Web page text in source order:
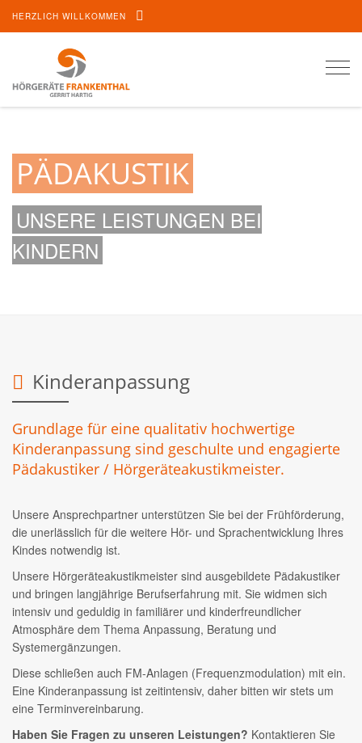
HERZLICH WILLKOMMEN
PÄDAKUSTIK
UNSERE LEISTUNGEN BEI
KINDERN
Kinderanpassung
Grundlage für eine qualitativ hochwertige
Kinderanpassung sind geschulte und engagierte
Pädakustiker / Hörgeräteakustikmeister.
Unsere Ansprechpartner unterstützen Sie bei der Frühförderung,
die unerlässlich für die weitere Hör- und Sprachentwicklung Ihres
Kindes notwendig ist.
Unsere Hörgeräteakustikmeister sind ausgebildete Pädakustiker
und bringen langjährige Berufserfahrung mit. Sie widmen sich
intensiv und geduldig in familiärer und kinderfreundlicher
Atmosphäre dem Thema Anpassung, Beratung und
Systemergänzungen.
Diese schließen auch FM-Anlagen (Frequenzmodulation) mit ein.
Eine Kinderanpassung ist zeitintensiv, daher bitten wir stets um
eine Terminvereinbarung.
Haben Sie Fragen zu unseren Leistungen? Kontaktieren Sie